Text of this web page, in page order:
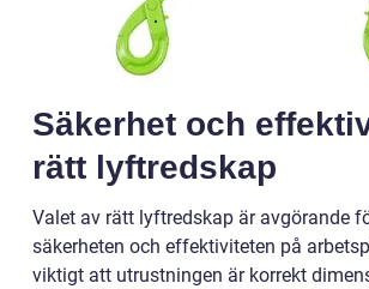
Säkerhet och
rätt lyftredskap
Valet av rätt lyftredskap är avgörande
säkerheten och effektiviteten på
viktigt att utrustningen är korrekt